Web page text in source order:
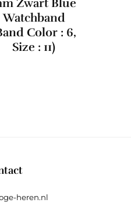
Zwart Blue
Watchband
Color : 6,
Size : 11)
heren.nl